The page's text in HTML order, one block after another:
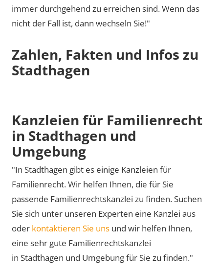
immer durchgehend zu erreichen sind. Wenn das
nicht der Fall ist, dann wechseln Sie!"
Zahlen, Fakten und Infos zu
Stadthagen
Kanzleien für Familienrecht
in Stadthagen und
Umgebung
"In Stadthagen gibt es einige Kanzleien für
Familienrecht. Wir helfen Ihnen, die für Sie
passende Familienrechtskanzlei zu finden. Suchen
Sie sich unter unseren Experten eine Kanzlei aus
oder kontaktieren Sie uns und wir helfen Ihnen,
eine sehr gute Familienrechtskanzlei
in Stadthagen und Umgebung für Sie zu finden."